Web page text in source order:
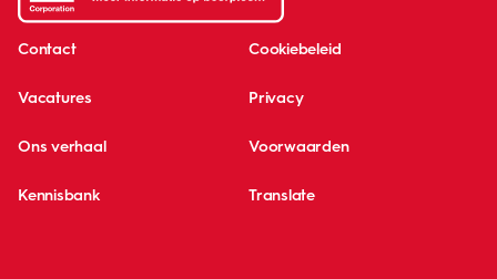
Contact Cookiebeleid
Vacatures Privacy
Ons verhaal Voorwaarden
Kennisbank Translate